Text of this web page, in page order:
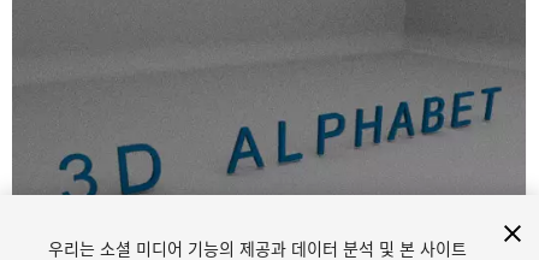
우리는 소셜 미디어 기능의 제공과 데이터 분석 및 본 사이트